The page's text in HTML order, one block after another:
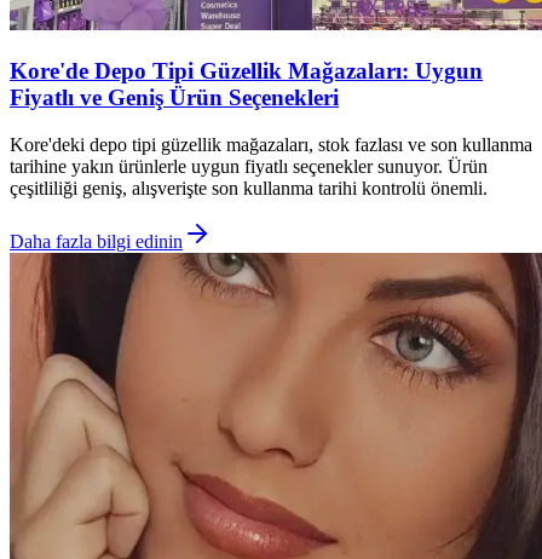
Kore'de Depo Tipi Güzellik Mağazaları: Uygun
Fiyatlı ve Geniş Ürün Seçenekleri
Kore'deki depo tipi güzellik mağazaları, stok fazlası ve son kullanma
tarihine yakın ürünlerle uygun fiyatlı seçenekler sunuyor. Ürün
çeşitliliği geniş, alışverişte son kullanma tarihi kontrolü önemli.
Daha fazla bilgi edinin